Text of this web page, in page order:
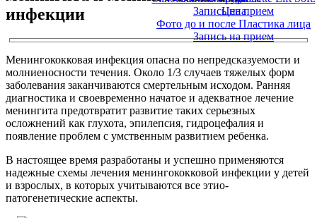
Цена
Фото до и после Пластика лица
Запись на прием
Запись на прием
инфекции
Менингококковая инфекция опасна по непредсказуемости и
молниеносности течения. Около 1/3 случаев тяжелых форм
заболевания заканчиваются смертельным исходом. Ранняя
диагностика и своевременно начатое и адекватное лечение
менингита предотвратит развитие таких серьезных
осложнений как глухота, эпилепсия, гидроцефалия и
появление проблем с умственным развитием ребенка.
В настоящее время разработаны и успешно применяются
надежные схемы лечения менингококковой инфекции у детей
и взрослых, в которых учитываются все этио-
патогенетические аспекты.